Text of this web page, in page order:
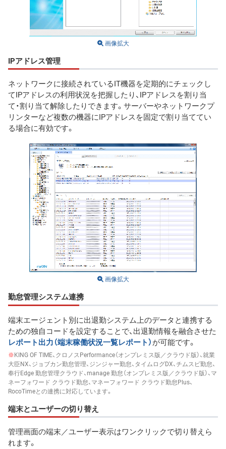
画像拡大
IPアドレス管理
ネットワークに接続されているIT機器を定期的にチェックし
てIPアドレスの利用状況を把握したり、IPアドレスを割り当
て・割り当て解除したりできます。サーバーやネットワークプ
リンターなど複数の機器にIPアドレスを固定で割り当ててい
る場合に有効です。
画像拡大
勤怠管理システム連携
端末エージェント別に出退勤システム上のデータと連携する
ための独自コードを設定することで、出退勤情報を融合させた
レポート出力（端末稼働状況一覧レポート）が可能です。
※KING OF TIME、クロノスPerformance（オンプレミス版／クラウド版）、就業
大臣NX、ジョブカン勤怠管理、ジンジャー勤怠、タイムログDX、チムスピ勤怠、
奉行Edge 勤怠管理クラウド、manage 勤怠（オンプレミス版／クラウド版）、マ
ネーフォワード クラウド勤怠、マネーフォワード クラウド勤怠Plus、
RocoTimeとの連携に対応しています。
端末とユーザーの切り替え
管理画面の端末／ユーザー表示はワンクリックで切り替えら
れます。